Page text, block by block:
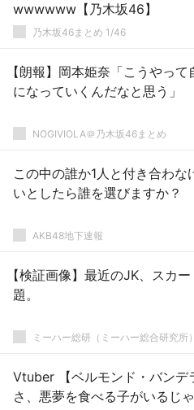
wwwwww【乃木坂46】
乃木坂46まとめ 1/46
【朗報】岡本姫奈「こうやっ
になっていくんだなと思う」
NOGIVIOLA＠乃木坂46まとめ
この中の誰か1人と付き合わな
いとしたら誰を選びますか？
AKB48地下速報
【検証画像】最近のJK、スカ
題。
ミーハー総研（ミーハー総合研究所）
Vtuber 【ベルモンド・バンデ
さ、悪夢を食べる子がいるじ